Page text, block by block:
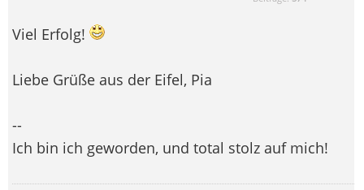
Viel Erfolg!
Liebe Grüße aus der Eifel, Pia
--
Ich bin ich geworden, und total stolz auf mich!